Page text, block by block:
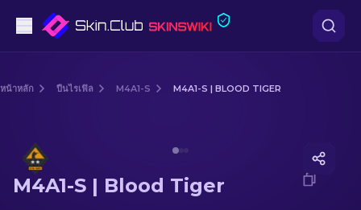
ปืนไรเฟิลซุ่มยิง
หน้าหลัก ปืนไรเฟิล M4A1-S M4A1-S | BLOOD TIGER
M4A1-S | Blood Tiger